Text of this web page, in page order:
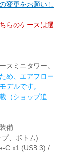
変更をお願いし
らのケースは選
スミニタワー。
め、エアフロー
デルです。
（ショップ追
備
、ボトム)
C x1 (USB 3) /